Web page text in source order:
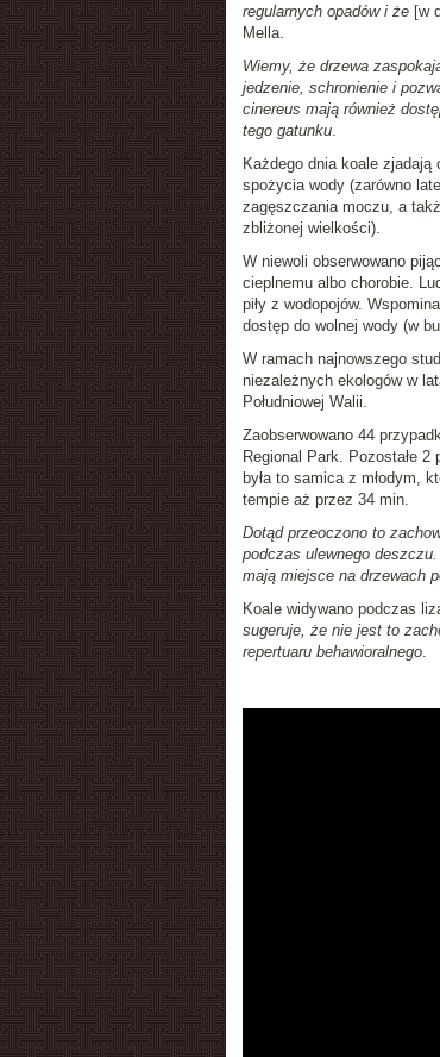
regularnych opadów i że [w
Mella.
Wiemy, że drzewa
jedzenie, schronienie i
cinereus mają również
tego gatunku.
Każdego dnia koale
spożycia wody (zarówno
zagęszczania moczu, a
zbliżonej wielkości).
W niewoli obserwowano
cieplnemu albo chorobie.
piły z wodopojów.
dostęp do wolnej wody (w
W ramach najnowszego
niezależnych ekologów w
Południowej Walii.
Zaobserwowano 44
Regional Park. Pozostałe
była to samica z młodym,
tempie aż przez 34 min.
Dotąd przeoczono to
podczas ulewnego
mają miejsce na drzewach
Koale widywano podczas
sugeruje, że nie jest to
repertuaru behawioralnego.